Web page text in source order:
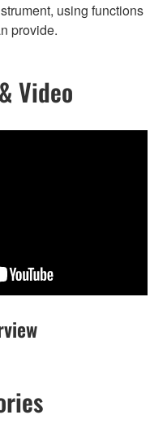
using functions
provide.
Video